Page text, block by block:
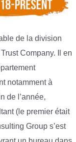
de la division
Company. Il en
notamment à
de l’année,
(le premier était
Group s’est